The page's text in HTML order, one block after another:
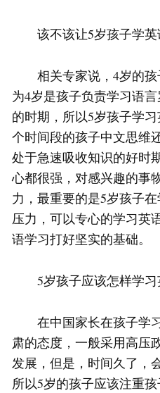
该不该让5岁孩子学英
相关专家说，4岁的孩
为4岁是孩子负责学习语
的时期，所以5岁孩子学
个时间段的孩子中文思维
处于急速吸收知识的好时
心都很强，对感兴趣的事
力，最重要的是5岁孩子
压力，可以专心的学习英
语学习打好坚实的基础。
5岁孩子应该怎样学习
在中国家长在孩子学
肃的态度，一般采用高压
发展，但是，时间久了，
所以5岁的孩子应该注重